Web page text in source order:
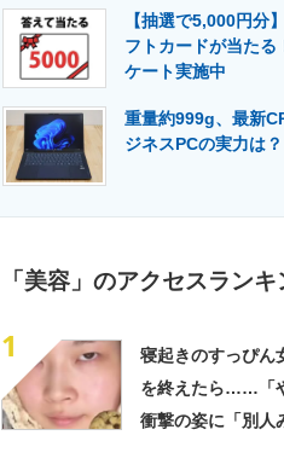
【抽選で5,000円分
フトカードが当たる
ケート実施中
重量約999g、最新
ジネスPCの実力は？
「美容」のアクセスランキ
1
寝起きのすっぴ
を終えたら……「
衝撃の姿に「別人